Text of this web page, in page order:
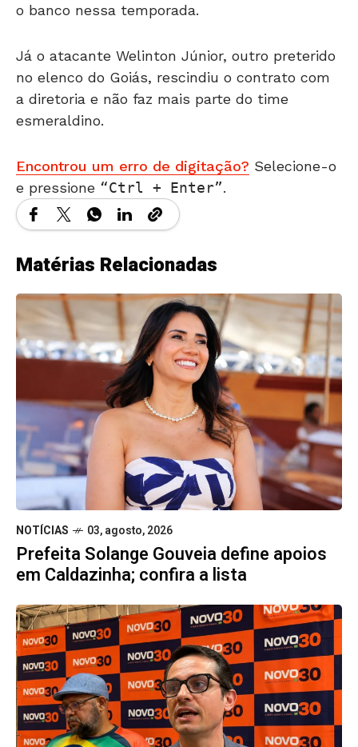
o banco nessa temporada.
Já o atacante Welinton Júnior, outro preterido
no elenco do Goiás, rescindiu o contrato com
a diretoria e não faz mais parte do time
esmeraldino.
Encontrou um erro de digitação? Selecione-o
e pressione
Ctrl + Enter .
Matérias Relacionadas
NOTÍCIAS 03, agosto, 2026
Prefeita Solange Gouveia define apoios
em Caldazinha; confira a lista